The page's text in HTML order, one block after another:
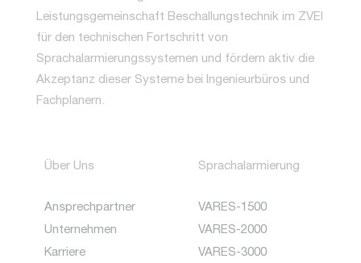
Leistungsgemeinschaft Beschallungstechnik im ZVEI
für den technischen Fortschritt von
Sprachalarmierungssystemen und fördern aktiv die
Akzeptanz dieser Systeme bei Ingenieurbüros und
Fachplanern.
Über Uns
Ansprechpartner
Unternehmen
Karriere
Sprachalarmierung
VARES-1500
VARES-2000
VARES-3000